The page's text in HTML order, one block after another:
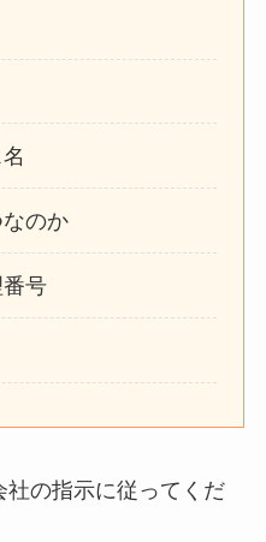
のか
号
社の指示に従ってくだ